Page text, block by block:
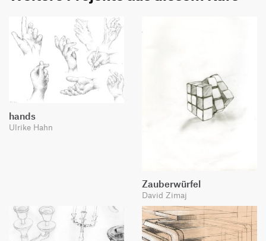
hands
Ulrike Hahn
Zauberwürfel
David Zimaj